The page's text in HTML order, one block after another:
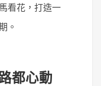
看花，打造一
。
都心動